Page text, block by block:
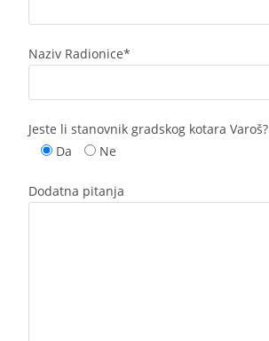
Naziv Radionice*
Jeste li stanovnik gradskog kotara Varoš?
Da
Ne
Dodatna pitanja